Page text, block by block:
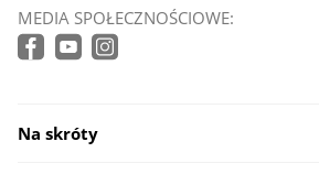
MEDIA SPOŁECZNOŚCIOWE:
Na skróty